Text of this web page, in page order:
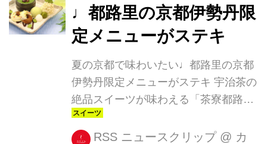
♩都路里の京都伊勢丹限
定メニューがステキ
夏の京都で味わいたい♩都路里の京都
伊勢丹限定メニューがステキ 宇治茶の
絶品スイーツが味わえる「茶寮都路里
(さりょうつじり)」から、京都伊勢丹
店限定メニューがお目見えしました♡
RSS ニュースクリップ @ カ